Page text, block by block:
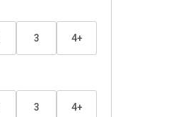
3 4+
3 4+